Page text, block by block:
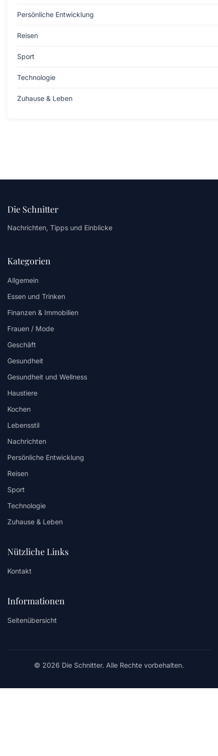
Persönliche Entwicklung
Reisen
Sport
Technologie
Zuhause & Leben
Die Schnitter
Nachrichten, Tipps und Einblicke
Kategorien
Allgemein
Essen und Trinken
Finanzen & Immobilien
Frauen / Mode
Geschäft
Gesundheit
Gesundheit und Wellness
Haustiere
Kochen
Lebensstil
Nachrichten
Persönliche Entwicklung
Reisen
Sport
Technologie
Zuhause & Leben
Nützliche Links
Kontakt
Informationen
Seitenübersicht
© 2026 Die Schnitter. Alle Rechte vorbehalten.